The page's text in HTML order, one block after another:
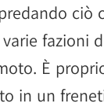
ciò
fazioni
È
in un